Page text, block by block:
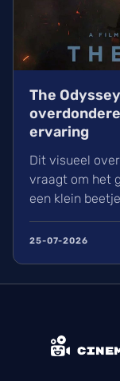
The
ervaring
Dit visueel
vraagt om het
een klein
film in een
25-07-2026